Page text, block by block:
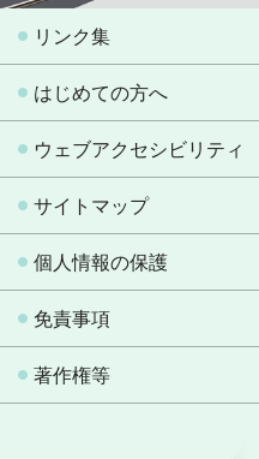
リンク集
はじめての方へ
ウェブアクセシビリティ
サイトマップ
個人情報の保護
免責事項
著作権等